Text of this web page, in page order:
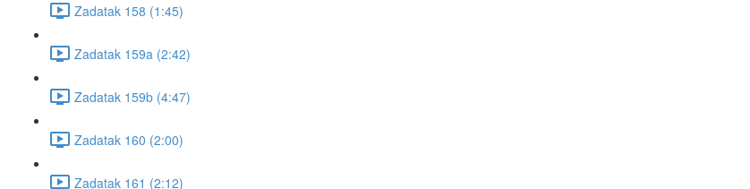
Zadatak 158 (1:45)
Zadatak 159a (2:42)
Zadatak 159b (4:47)
Zadatak 160 (2:00)
Zadatak 161 (2:12)